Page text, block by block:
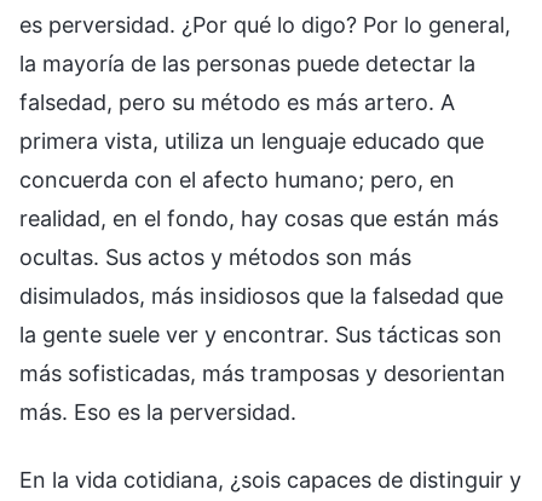
es perversidad. ¿Por qué lo digo? Por lo general,
la mayoría de las personas puede detectar la
falsedad, pero su método es más artero. A
primera vista, utiliza un lenguaje educado que
concuerda con el afecto humano; pero, en
realidad, en el fondo, hay cosas que están más
ocultas. Sus actos y métodos son más
disimulados, más insidiosos que la falsedad que
la gente suele ver y encontrar. Sus tácticas son
más sofisticadas, más tramposas y desorientan
más. Eso es la perversidad.
En la vida cotidiana, ¿sois capaces de distinguir y